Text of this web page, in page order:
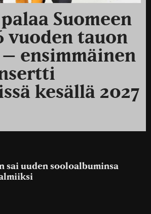
Suomeen
vuoden tauon
ensimmäinen
kesällä 2027
sai uuden sooloalbuminsa